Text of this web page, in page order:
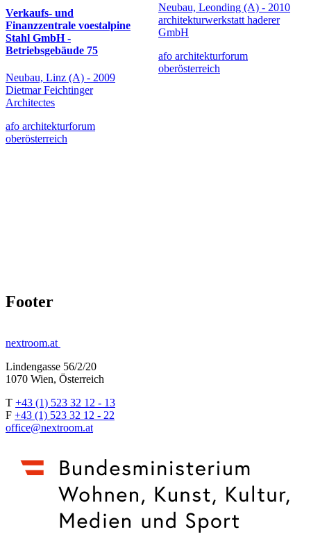
Verkaufs- und
Finanzzentrale voestalpine
Stahl GmbH -
Betriebsgebäude 75
Neubau, Linz (A) - 2009
Dietmar Feichtinger
Architectes
afo architekturforum
oberösterreich
Neubau, Leonding (A) - 2010
architekturwerkstatt haderer
GmbH
afo architekturforum
oberösterreich
Footer
nextroom.at
Lindengasse 56/2/20
1070 Wien, Österreich
T +43 (1) 523 32 12 - 13
F +43 (1) 523 32 12 - 22
office@nextroom.at